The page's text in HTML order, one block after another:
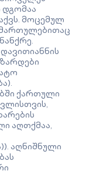
მოცემულ
ქართული
აღთქმაა,
აღნიშნული